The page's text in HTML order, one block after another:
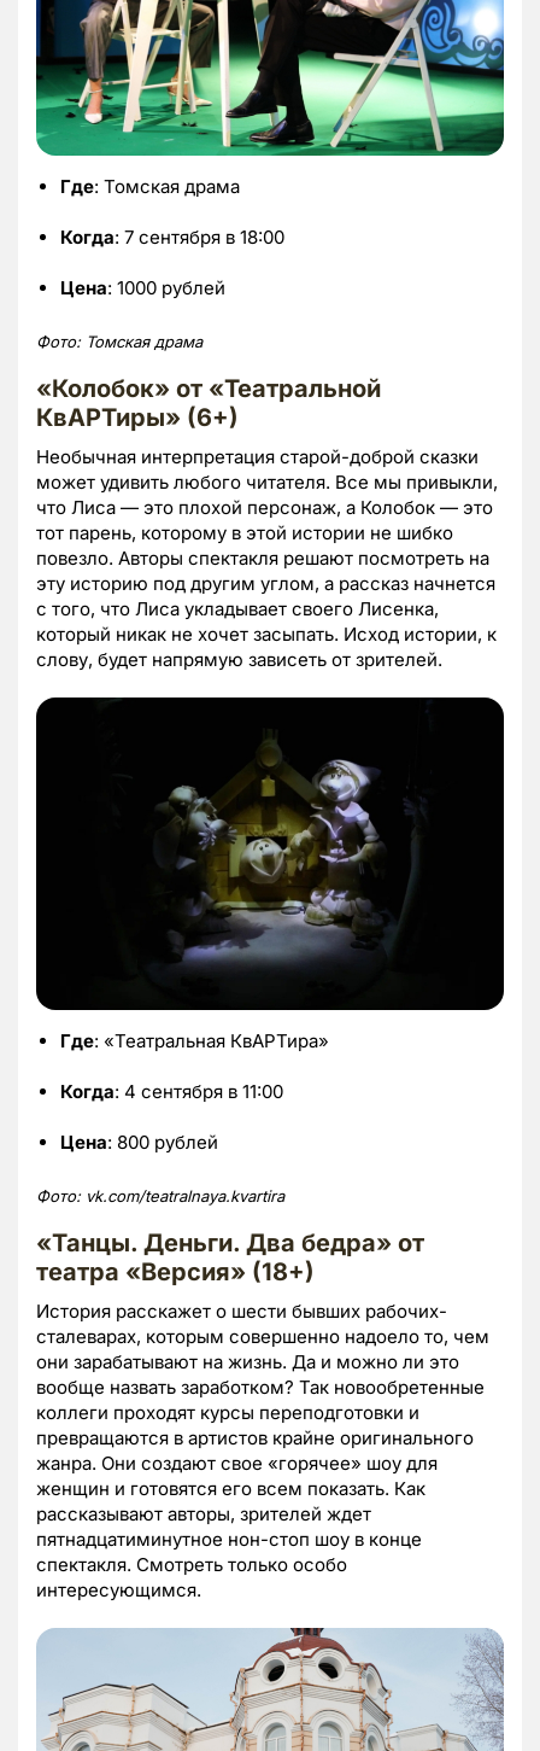
Где: Томская драма
Когда: 7 сентября в 18:00
Цена: 1000 рублей
Фото: Томская драма
«Колобок» от «Театральной
КвАРТиры» (6+)
Необычная интерпретация старой-доброй сказки
может удивить любого читателя. Все мы привыкли,
что Лиса — это плохой персонаж, а Колобок — это
тот парень, которому в этой истории не шибко
повезло. Авторы спектакля решают посмотреть на
эту историю под другим углом, а рассказ начнется
с того, что Лиса укладывает своего Лисенка,
который никак не хочет засыпать. Исход истории, к
слову, будет напрямую зависеть от зрителей.
Где: «Театральная КвАРТира»
Когда: 4 сентября в 11:00
Цена: 800 рублей
Фото: vk.com/teatralnaya.kvartira
«Танцы. Деньги. Два бедра» от
театра «Версия» (18+)
История расскажет о шести бывших рабочих-
сталеварах, которым совершенно надоело то, чем
они зарабатывают на жизнь. Да и можно ли это
вообще назвать заработком? Так новообретенные
коллеги проходят курсы переподготовки и
превращаются в артистов крайне оригинального
жанра. Они создают свое «горячее» шоу для
женщин и готовятся его всем показать. Как
рассказывают авторы, зрителей ждет
пятнадцатиминутное нон-стоп шоу в конце
спектакля. Смотреть только особо
интересующимся.